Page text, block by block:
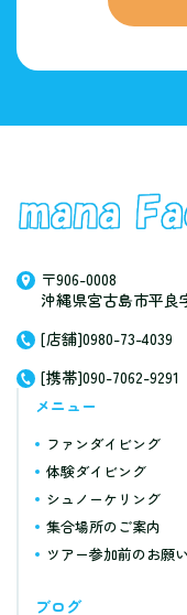
〒906-0008
沖縄県宮古島市平良
[店舗]0980-73-4039
[携帯]090-7062-9291
メニュー
ファンダイビング
体験ダイビング
シュノーケリング
集合場所のご案内
ツアー参加前のお願い
ブログ